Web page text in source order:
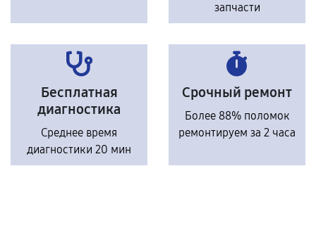
запчасти
Бесплатная
диагностика
Среднее время
диагностики 20 мин
Срочный ремонт
Более 88% поломок
ремонтируем за 2 часа